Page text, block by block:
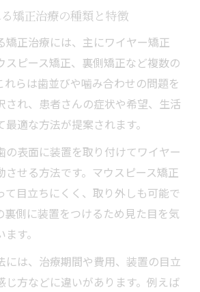
選び方と失敗しない比較方法
後悔しないための医院選びの基
種類別にみる歯医者の特徴
験談から分かる歯医者の違い
歯医者を見抜くチェックポイン
法は？生活への影響も紹介
べる矯正治療とライフスタイル
マウスピース矯正の生活への影
中の会話や食事への影響とは
矯正治療の種類と特徴
矯正治療には、主にワイヤー矯正
スピース矯正、裏側矯正など複数の
れらは歯並びや噛み合わせの問題を
され、患者さんの症状や希望、生活
適な方法が提案されます。
の表面に装置を取り付けてワイヤー
させる方法です。マウスピース矯正
て目立ちにくく、取り外しも可能で
裏側に装置をつけるため見た目を気
す。
には、治療期間や費用、装置の目立
じ方などに違いがあります。例えば